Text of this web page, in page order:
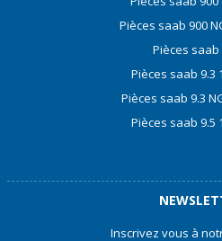
Pièces saab 900
Pièces saab
Pièces saab 9.3
Pièces saab 9.3
Pièces saab 9.5
Inscrivez vous à